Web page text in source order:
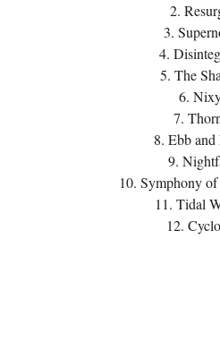
2.
3.
4.
5. The
6.
7.
8. Ebb and
9.
10. Symphony
11. Tidal
12.